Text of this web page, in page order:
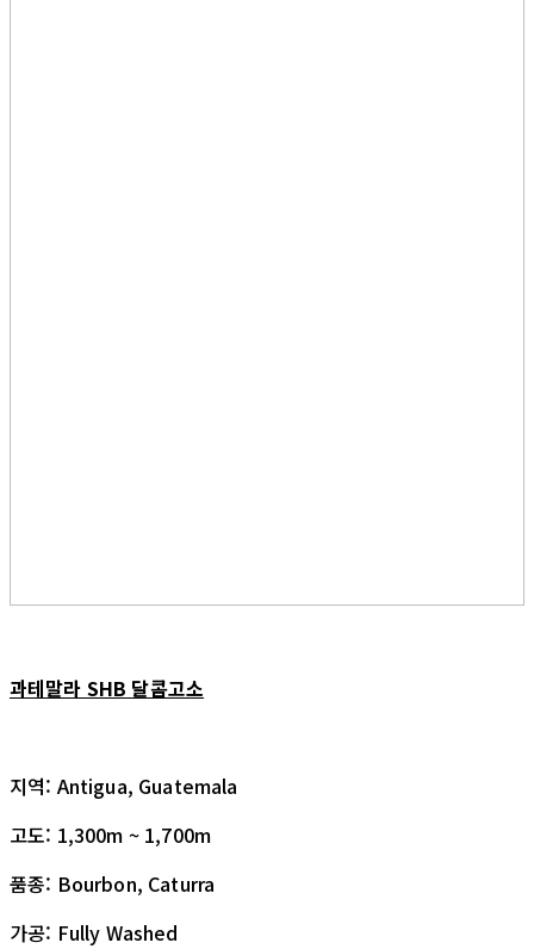
과테말라 SHB 달콤고소
지역: Antigua, Guatemala
고도: 1,300m ~ 1,700m
품종: Bourbon, Caturra
가공: Fully Washed